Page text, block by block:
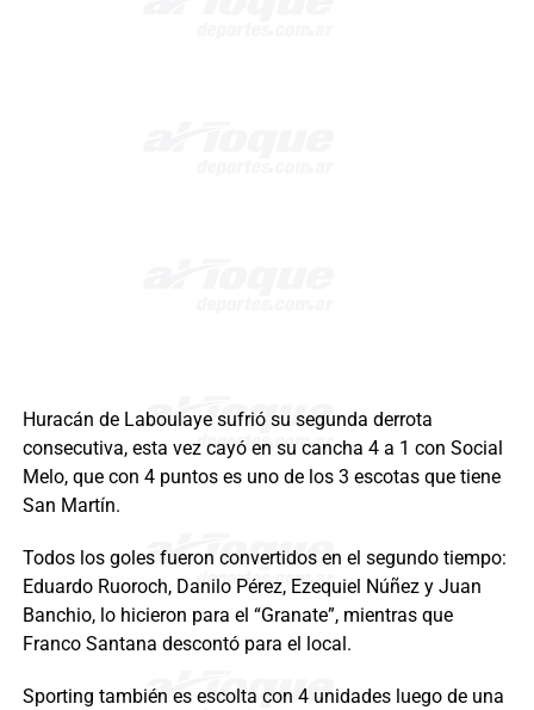
Huracán de Laboulaye sufrió su segunda derrota
consecutiva, esta vez cayó en su cancha 4 a 1 con Social
Melo, que con 4 puntos es uno de los 3 escotas que tiene
San Martín.
Todos los goles fueron convertidos en el segundo tiempo:
Eduardo Ruoroch, Danilo Pérez, Ezequiel Núñez y Juan
Banchio, lo hicieron para el “Granate”, mientras que
Franco Santana descontó para el local.
Sporting también es escolta con 4 unidades luego de una